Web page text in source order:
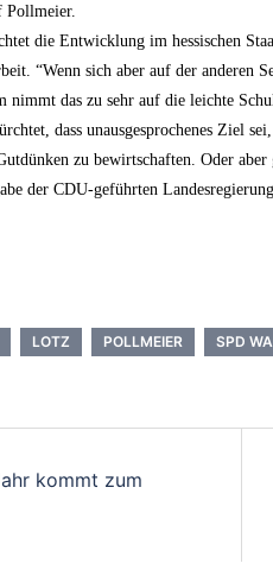
Pollmeier.
die Entwicklung im hessischen
“Wenn sich aber auf der
das zu sehr auf die leichte
dass unausgesprochenes Ziel
zu bewirtschaften. Oder
der CDU-geführten
LOTZ POLLMEIER SPD
kommt zum